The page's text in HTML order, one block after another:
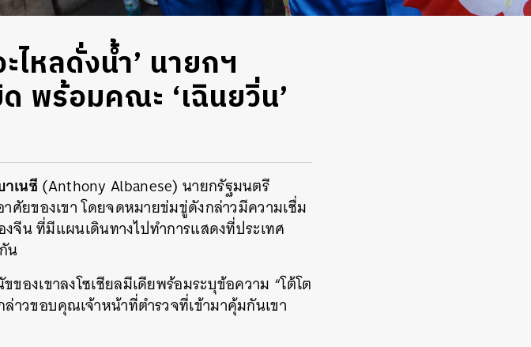
ไหลดั่งน้ำ’ นายกฯ
พร้อมคณะ ‘เฉินยวิ่น’
เนซี (Anthony Albanese) นายกรัฐมนตรี
ศัยของเขา โดยจดหมายข่มขู่ดังกล่าวมีความเชื่ม
จีน ที่มีแผนเดินทางไปทำการแสดงที่ประเทศ
น
ของเขาลงโซเชียลมีเดียพร้อมระบุข้อความ “โต้โต
าวขอบคุณเจ้าหน้าที่ตำรวจที่เข้ามาคุ้มกันเขา